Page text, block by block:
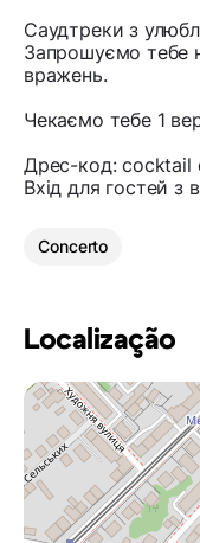
Саудтреки з
Запрошуємо тебе
вражень.
Чекаємо тебе 1
Дрес-код: cocktail
Вхід для гостей з
Concerto
Localização